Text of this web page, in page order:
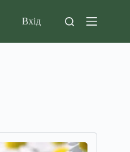
Вхід